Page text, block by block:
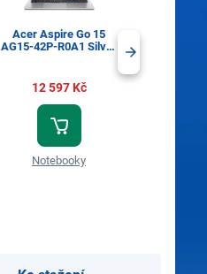
Acer Aspire Go 15
AG15-42P-R0A1 Silver
12 597 Kč
Notebooky
15AMN7 Cloud